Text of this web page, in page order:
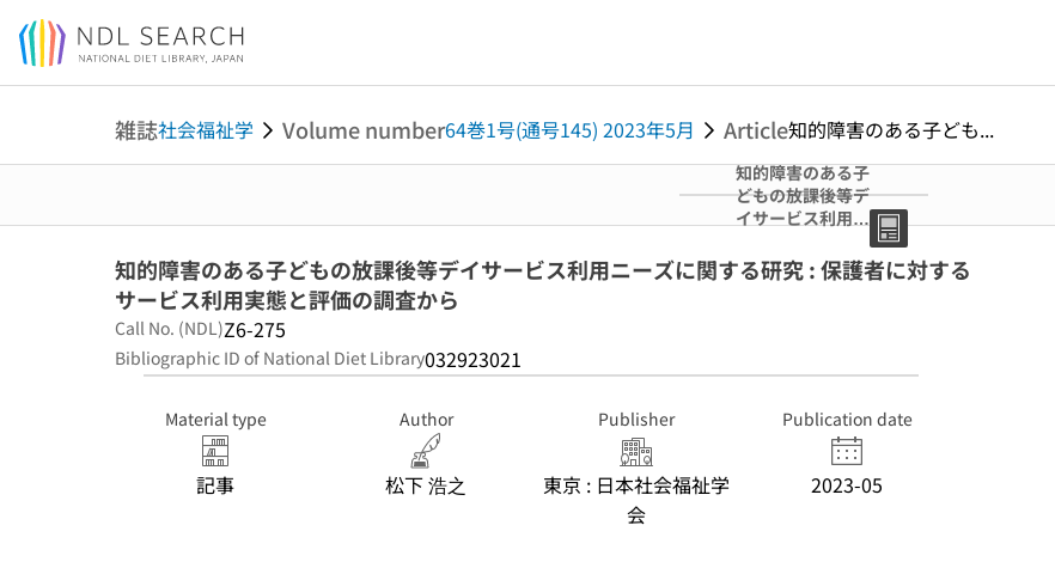
Jump to main content
雑誌社会福祉学 Volume number64巻1号(通号145) 2023年5月 Article知的障害のある子ども...
知的障害のある子
どもの放課後等デ
イサービス利用ニ
: 保護者に対する
サービス利用実態
知的障害のある子どもの放課後等デイサービス利用ニーズに関する研究 : 保護者に対する
サービス利用実態と評価の調査から
Call No. (NDL)Z6-275
Bibliographic ID of National Diet Library032923021
Material type
記事
Author
松下 浩之
Publisher
東京 : 日本社会福祉学
会
Publication date
2023-05